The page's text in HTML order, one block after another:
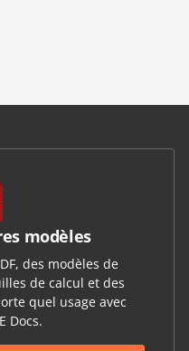
modèles
des modèles de
de calcul et des
quel usage avec
Docs.